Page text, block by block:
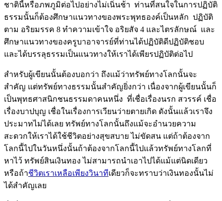
ชาตินี้หรือภพภูมิต่อไปอย่างไม่เนิ่นช้า ท่านที่สนใจในการปฏิบัติ
ธรรมนั้นก็ต้องศึกษาแนวทางของพระพุทธองค์เป็นหลัก ปฏิบัติ
ตาม อริยมรรค 8 ทำความเข้าใจ อริยสัจ 4 และไตรลักษณ์ และ
ศึกษาแนวทางของครูบาอาจารย์ที่ท่านได้ปฏิบัติดีปฏิบัติชอบ
และได้บรรลุธรรมเป็นแนวทางให้เราได้เพียรปฏิบัติต่อไป
สำหรับผู้เขียนนั้นต้องบอกว่า ถึงแม้ว่าทรัพย์ทางโลกนั้นจะ
สำคัญ แต่ทรัพย์ทางธรรมนั้นสำคัญยิ่งกว่า เนื่องจากผู้เขียนนั้นก็
เป็นพุทธศาสนิกชนธรรมดาคนหนึ่ง ที่เชื่อเรื่องนรก สวรรค์ เชื่อ
เรื่องบาปบุญ เชื่อในเรื่องการเวียนว่ายตายเกิด ดังนั้นแล้วเราจึง
ประมาทไม่ได้เลย ทรัพย์ทางโลกนั้นถึงแม้จะอำนวยความ
สะดวกให้เราได้ใช้ชีวิตอย่างสุขสบาย ไม่ขัดสน แต่ถ้าต้องจาก
โลกนี้ไปในวันหนึ่งนั้นถ้าต้องจากโลกนี้ไปแล้วทรัพย์ทางโลกที่
หาไว้ ทรัพย์สินเงินทอง ไม่สามารถนำเอาไปได้แม้แต่นิดเดียว
หรือถ้าชีวิตเราเหลือเพียงวินาทีเดียวก็จะทราบว่าเงินทองนั้นไม่
ได้สำคัญเลย